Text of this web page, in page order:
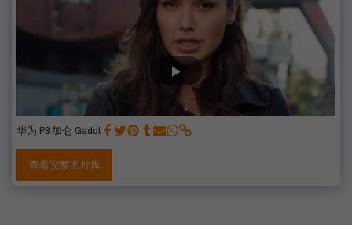
华为 P8 加仑 Gadot
查看完整图片库